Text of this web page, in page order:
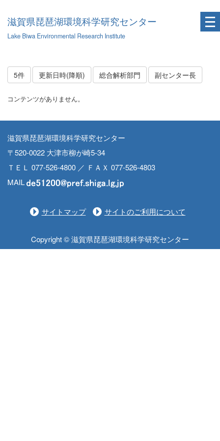
滋賀県琵琶湖環境科学研究センター
Lake Biwa Environmental Research Institute
5件 更新日時(降順) 総合解析部門 副センター長
コンテンツがありません。
滋賀県琵琶湖環境科学研究センター
〒520-0022 大津市柳が崎5-34
ＴＥＬ 077-526-4800 ／ ＦＡＸ 077-526-4803
MAIL
サイトマップ サイトのご利用について
Copyright © 滋賀県琵琶湖環境科学研究センター